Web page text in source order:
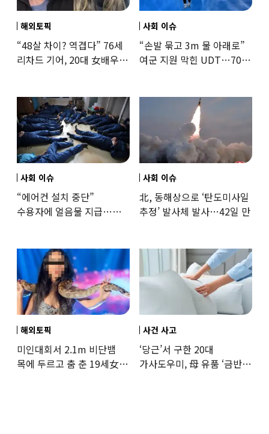
해외토픽
“48살 차이? 역겹다” 76세
리차드 기어, 20대 女배우와
사회 이슈
“손발 묶고 3m 물 아래로”
여군 지원 막힌 UDT…707
사회 이슈
“에어컨 설치 중단”
수용자에 얼음물 지급…
사회 이슈
北, 동해상으로 ‘탄도미사일
추정’ 발사체 발사…42일 만
해외토픽
미인대회서 2.1m 비단뱀
목에 두르고 춤 춘 19세女
사건 사고
‘당근’서 구한 20대
가사도우미, 母 유품 ‘금반지